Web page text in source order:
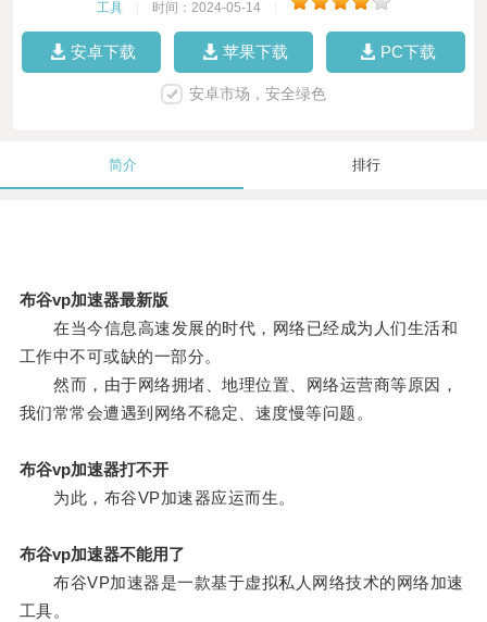
工具 时间：2024-05-14
安卓下载 苹果下载 PC下载
安卓市场，安全绿色
简介 排行
布谷vp加速器最新版
在当今信息高速发展的时代，网络已经成为人们生活和
工作中不可或缺的一部分。
然而，由于网络拥堵、地理位置、网络运营商等原因，
我们常常会遭遇到网络不稳定、速度慢等问题。
布谷vp加速器打不开
为此，布谷VP加速器应运而生。
布谷vp加速器不能用了
布谷VP加速器是一款基于虚拟私人网络技术的网络加速
工具。